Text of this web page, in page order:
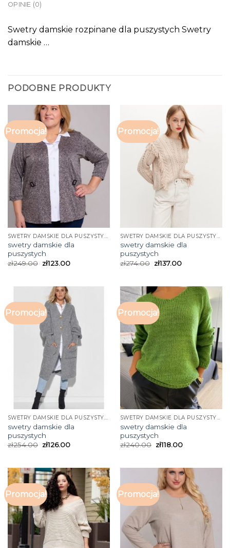
OPINIE (0)
Swetry damskie rozpinane dla puszystych Swetry
damskie …
PODOBNE PRODUKTY
Promocja!
swetry damskie dla
puszystych
zł249.00 zł123.00
Promocja!
swetry damskie dla
puszystych
zł274.00 zł137.00
Promocja!
SWETRY DAMSKIE DLA PUSZYSTYCH
swetry damskie dla
puszystych
zł254.00 zł126.00
Promocja!
SWETRY DAMSKIE DLA PUSZYSTYCH
swetry damskie dla
puszystych
zł240.00 zł118.00
Promocja! Promocja!